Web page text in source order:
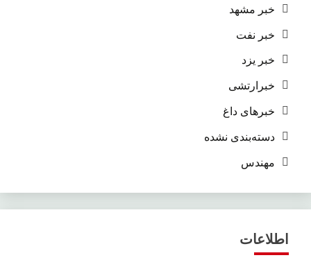
خبر مشهد
خبر نفت
خبر یزد
خبرارتشی
خبرهای داغ
دسته‌بندی نشده
مهندس
اطلاعات